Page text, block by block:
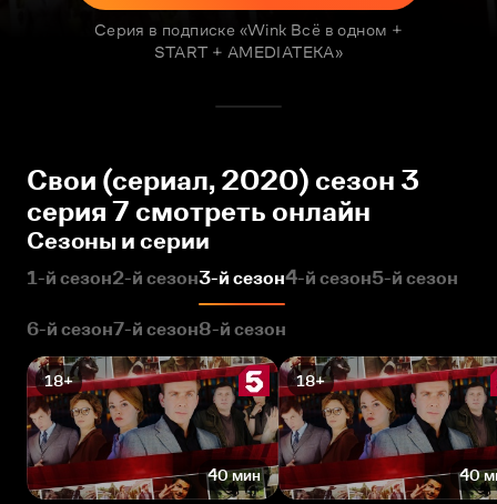
Серия в подписке «Wink Всё в одном +
START + AMEDIATEKA»
Свои (сериал, 2020) сезон 3
серия 7 смотреть онлайн
Сезоны и серии
1-й сезон2-й сезон3-й сезон4-й сезон5-й сезон
6-й сезон7-й сезон8-й сезон
18+
40 мин
18+
40